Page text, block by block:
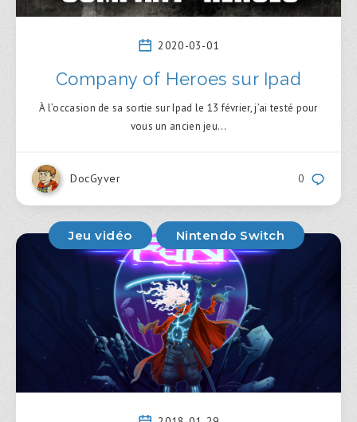
2020-03-01
Company of Heroes sur Ipad
À l’occasion de sa sortie sur Ipad le 13 février, j’ai testé pour
vous un ancien jeu…
DocGyver 0
Jeu vidéo Nintendo Switch